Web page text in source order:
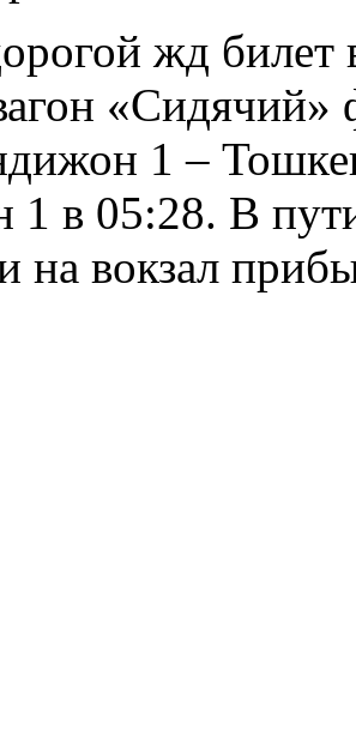
жд билет
«Сидячий»
1 –
в 05:28. В
на вокзал